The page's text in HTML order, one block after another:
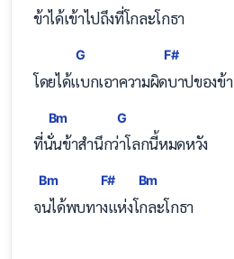
ข้าได้เข้าไปถึงที่โกละโกธา
โดยได้
G
แบกเอาความผิ
F#
ดบาปของข้า
ที่
Bm
นั่นข้าสำนึก
G
ว่าโลกนี้หมดหวัง
Bm
จนได้พบท
F#
างแห่ง
Bm
โกละโกธา